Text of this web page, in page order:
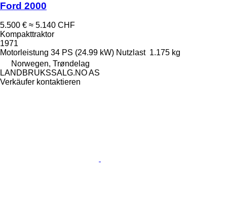
Ford 2000
5.500 € ≈ 5.140 CHF
Kompakttraktor
1971
Motorleistung 34 PS (24.99 kW) Nutzlast 1.175 kg
Norwegen, Trøndelag
LANDBRUKSSALG.NO AS
Verkäufer kontaktieren